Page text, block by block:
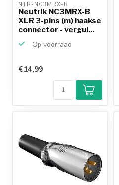
NTR-NC3MRX-B
Neutrik NC3MRX-B
XLR 3-pins (m) haakse
connector - vergul...
Op voorraad
€14,99